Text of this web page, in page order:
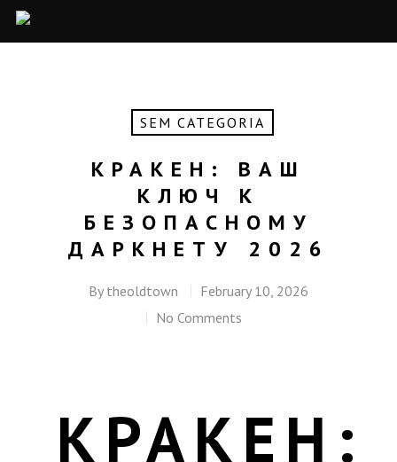
SEM CATEGORIA
КРАКЕН: ВАШ
КЛЮЧ К
БЕЗОПАСНОМУ
ДАРКНЕТУ 2026
By theoldtown
February 10, 2026
No Comments
КРАКЕН: